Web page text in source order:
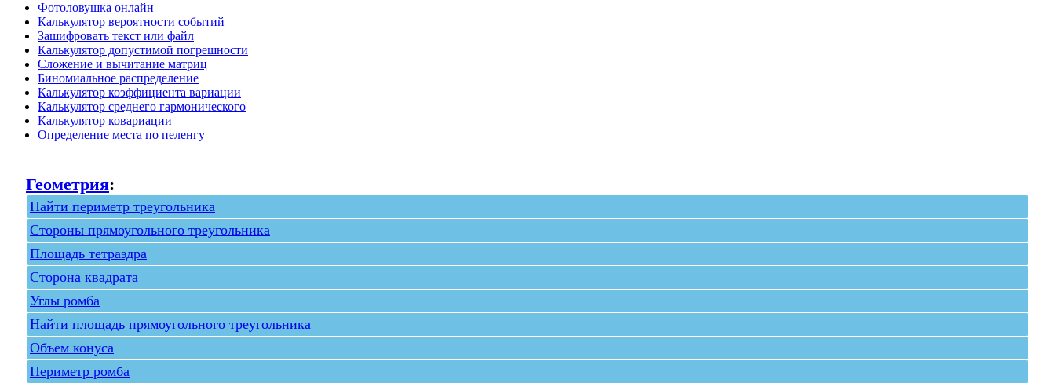
Фотоловушка онлайн
Калькулятор вероятности событий
Зашифровать текст или файл
Калькулятор допустимой погрешности
Сложение и вычитание матриц
Биномиальное распределение
Калькулятор коэффициента вариации
Калькулятор среднего гармонического
Калькулятор ковариации
Определение места по пеленгу
Геометрия:
Найти периметр треугольника
Стороны прямоугольного треугольника
Площадь тетраэдра
Сторона квадрата
Углы ромба
Найти площадь прямоугольного треугольника
Объем конуса
Периметр ромба